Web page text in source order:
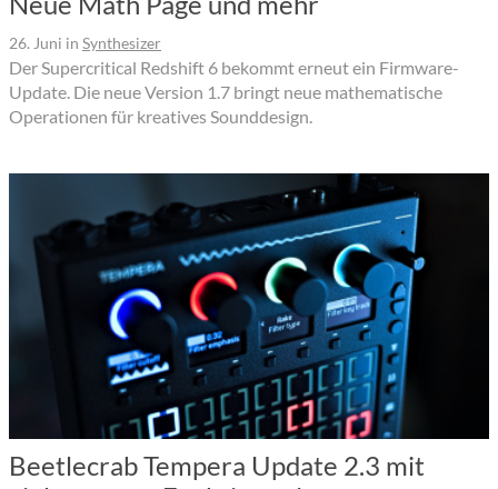
26. Juni in Synthesizer
Der Supercritical Redshift 6 bekommt erneut ein Firmware-
Update. Die neue Version 1.7 bringt neue mathematische
Operationen für kreatives Sounddesign.
Beetlecrab Tempera Update 2.3 mit